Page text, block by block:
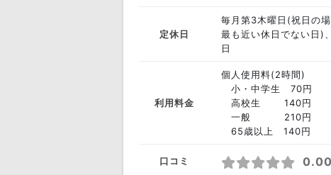
定休日
毎月第3木曜日(祝日の
最も近い休日でない日)
日
利用料金
個人使用料(2時間)
小・中学生 70円
高校生 140円
一般 210円
65歳以上 140円
口コミ 0.00